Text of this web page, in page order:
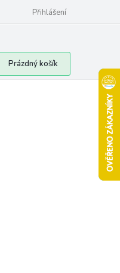
Moje objednávka
Přihlášení
Nákupní
košík
Prázdný košík